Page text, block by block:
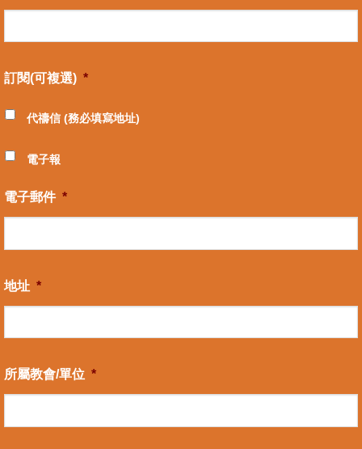
訂閱(可複選) *
代禱信 (務必填寫地址)
電子報
電子郵件 *
地址 *
所屬教會/單位 *